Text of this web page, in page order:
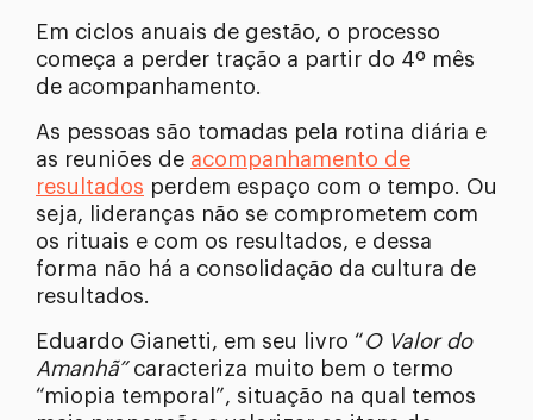
Em ciclos anuais de gestão, o processo
começa a perder tração a partir do 4º mês
de acompanhamento.
As pessoas são tomadas pela rotina diária e
as reuniões de acompanhamento de
resultados perdem espaço com o tempo. Ou
seja, lideranças não se comprometem com
os rituais e com os resultados, e dessa
forma não há a consolidação da cultura de
resultados.
Eduardo Gianetti, em seu livro “O Valor do
Amanhã”caracteriza muito bem o termo
“miopia temporal”, situação na qual temos